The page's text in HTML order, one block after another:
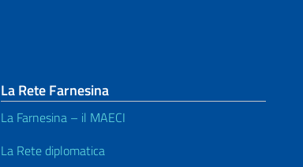
La Rete Farnesina
La Farnesina – il MAECI
La Rete diplomatica